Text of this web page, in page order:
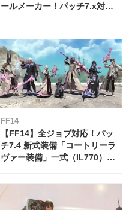
ールメーカー！パッチ7.x対応
FF14
【FF14】全ジョブ対応！パッ
チ7.4 新式装備「コートリーラ
ヴァー装備」一式（IL770）の